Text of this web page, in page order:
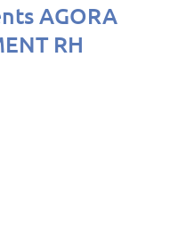
AGORA
RH